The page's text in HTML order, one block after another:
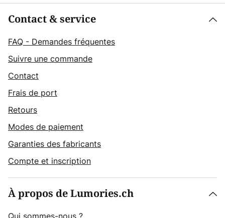
Contact & service
FAQ - Demandes fréquentes
Suivre une commande
Contact
Frais de port
Retours
Modes de paiement
Garanties des fabricants
Compte et inscription
À propos de Lumories.ch